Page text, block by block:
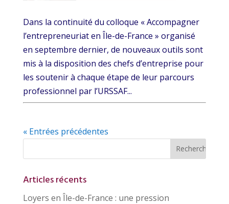
Dans la continuité du colloque « Accompagner
l’entrepreneuriat en Île-de-France » organisé
en septembre dernier, de nouveaux outils sont
mis à la disposition des chefs d’entreprise pour
les soutenir à chaque étape de leur parcours
professionnel par l’URSSAF...
« Entrées précédentes
Articles récents
Loyers en Île-de-France : une pression